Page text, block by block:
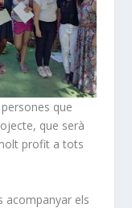
que
que serà
profit a tots
acompanyar els